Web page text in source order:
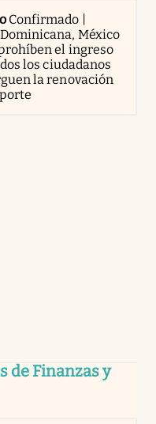
Confirmado |
México
el ingreso
los ciudadanos
la renovación
de Finanzas y